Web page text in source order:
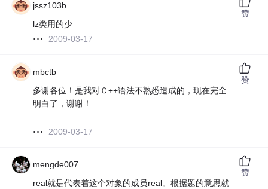
jssz103b
lz类用的少
2009-03-17
赞
mbctb
多谢各位！是我对Ｃ++语法不熟悉造成的，现在完全
明白了，谢谢！
2009-03-17
赞
mengde007
real就是代表着这个对象的成员real。根据题的意思就
赞